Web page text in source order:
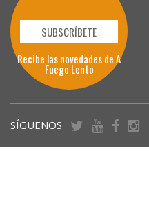
SUBSCRÍBETE
Recibe las novedades de A
Fuego Lento
SÍGUENOS